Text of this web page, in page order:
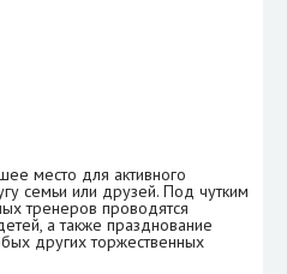
место для активного
семьи или друзей. Под чутким
тренеров проводятся
а также празднование
других торжественных